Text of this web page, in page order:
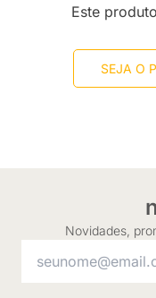
Este
SEJA O
Novidades,